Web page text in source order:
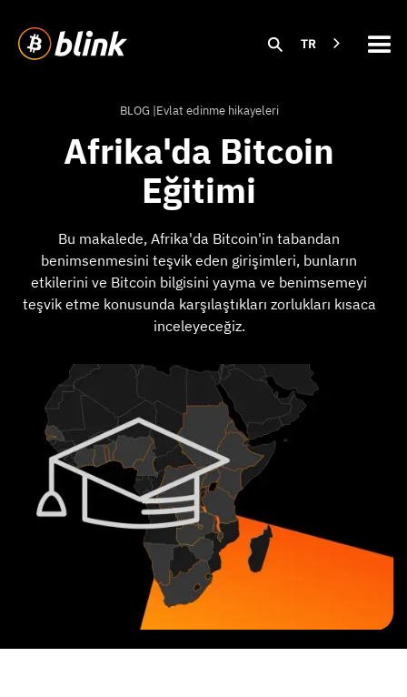
TR
BLOG |Evlat edinme hikayeleri
Afrika'da Bitcoin
Eğitimi
Bu makalede, Afrika'da Bitcoin'in tabandan
benimsenmesini teşvik eden girişimleri, bunların
etkilerini ve Bitcoin bilgisini yayma ve benimsemeyi
teşvik etme konusunda karşılaştıkları zorlukları kısaca
inceleyeceğiz.